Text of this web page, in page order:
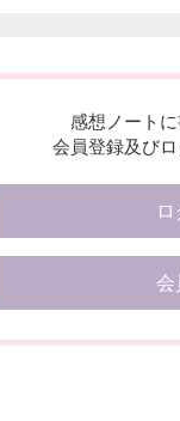
感想ノート
会員登録及びロ
会